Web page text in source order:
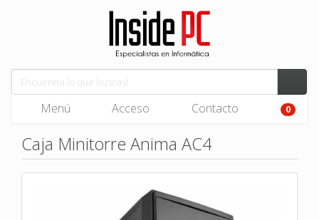
Menú Acceso Contacto 0
Caja Minitorre Anima AC4